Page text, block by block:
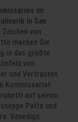
im
in San
von
machen Sie
in das größte
von
und Vertrauten
Kommissariat
auf seinen
Patta und
Venedigs